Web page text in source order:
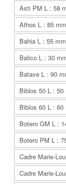
Asti PM L : 58
Athos L : 85
Bahia L : 55
Balico L : 30
Batave L : 90
Biblos 50 L :
Biblos 60 L :
Botero GM L :
Botero PM L :
Cadre Marie-
Cadre Marie-